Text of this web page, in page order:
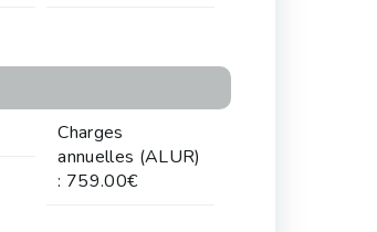
Charges
annuelles (ALUR)
: 759.00€